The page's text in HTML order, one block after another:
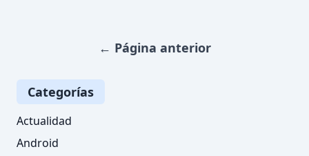
← Página anterior
Categorías
Actualidad
Android